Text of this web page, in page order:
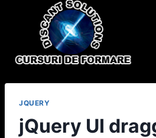
JQUERY
jQuery UI